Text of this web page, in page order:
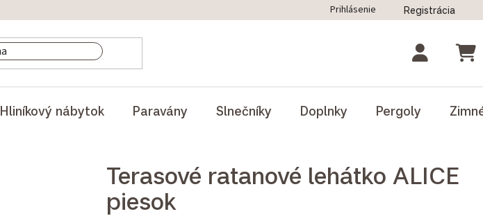
Odstúpenie od zmluvy
Prihlásenie Registrácia
Hliníkový nábytok Paravány Slnečníky Doplnky Pergoly
Terasové ratanové lehátko ALICE
piesok